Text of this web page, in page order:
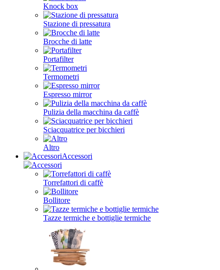
Knock box
Stazione di pressatura
Brocche di latte
Portafilter
Termometri
Espresso mirror
Pulizia della macchina da caffè
Sciacquatrice per bicchieri
Altro
Accessori
Torrefattori di caffè
Bollitore
Tazze termiche e bottiglie termiche